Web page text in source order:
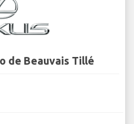
de Beauvais Tillé